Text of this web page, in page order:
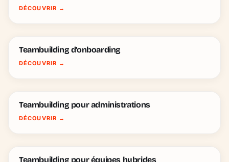
DÉCOUVRIR →
Teambuilding d’onboarding
DÉCOUVRIR →
Teambuilding pour administrations
DÉCOUVRIR →
Teambuilding pour équipes hybrides